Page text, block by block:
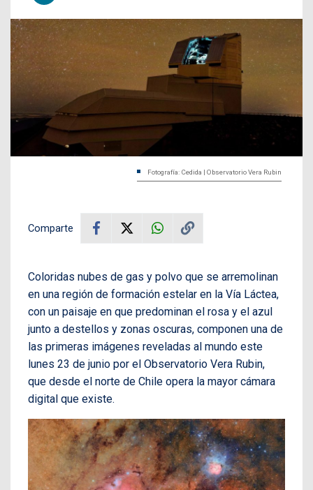
Fotografía: Cedida | Observatorio Vera Rubin
Comparte
Coloridas nubes de gas y polvo que se arremolinan
en una región de formación estelar en la Vía Láctea,
con un paisaje en que predominan el rosa y el azul
junto a destellos y zonas oscuras, componen una de
las primeras imágenes reveladas al mundo este
lunes 23 de junio por el Observatorio Vera Rubin,
que desde el norte de Chile opera la mayor cámara
digital que existe.